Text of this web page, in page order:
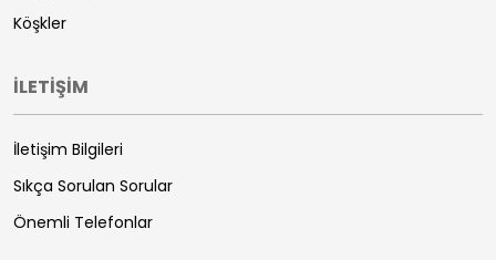
Köşkler
İLETİŞİM
İletişim Bilgileri
Sıkça Sorulan Sorular
Önemli Telefonlar